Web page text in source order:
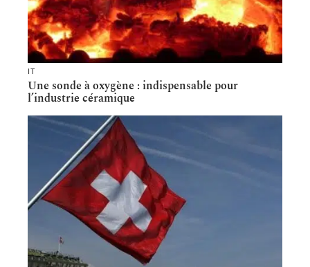
IT
Une sonde à oxygène : indispensable pour
l’industrie céramique